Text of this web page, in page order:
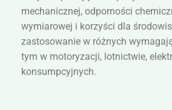
mechanicznej, odporności
wymiarowej i korzyści dla
zastosowanie w różnych
tym w motoryzacji, lotnictwie,
konsumpcyjnych.